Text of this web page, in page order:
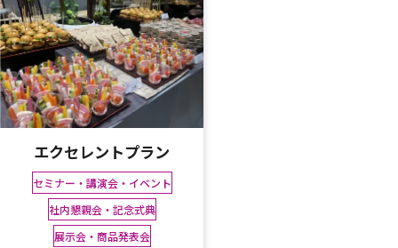
エクセレントプラン
セミナー・講演会・イベント
社内懇親会・記念式典
展示会・商品発表会